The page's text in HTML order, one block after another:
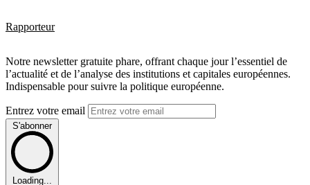
Rapporteur
Notre newsletter gratuite phare, offrant chaque jour l’essentiel de
l’actualité et de l’analyse des institutions et capitales européennes.
Indispensable pour suivre la politique européenne.
Entrez votre email
S'abonner
Loading...